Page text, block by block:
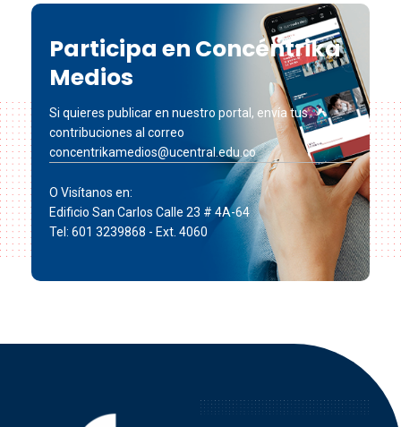
Participa en Concéntrika
Medios
Si quieres publicar en nuestro portal, envía tus
contribuciones al correo
concentrikamedios@ucentral.edu.co
O Visítanos en:
Edificio San Carlos Calle 23 # 4A-64
Tel: 601 3239868 - Ext. 4060